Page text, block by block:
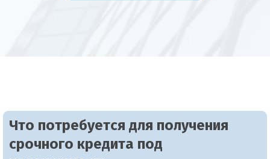
Что потребуется для получения
срочного кредита под